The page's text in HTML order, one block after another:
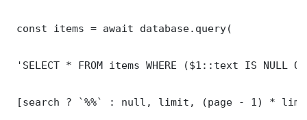
const items = await database.query(
'SELECT * FROM items WHERE ($1::text IS NULL
[search ? `%%` : null, limit, (page - 1) *